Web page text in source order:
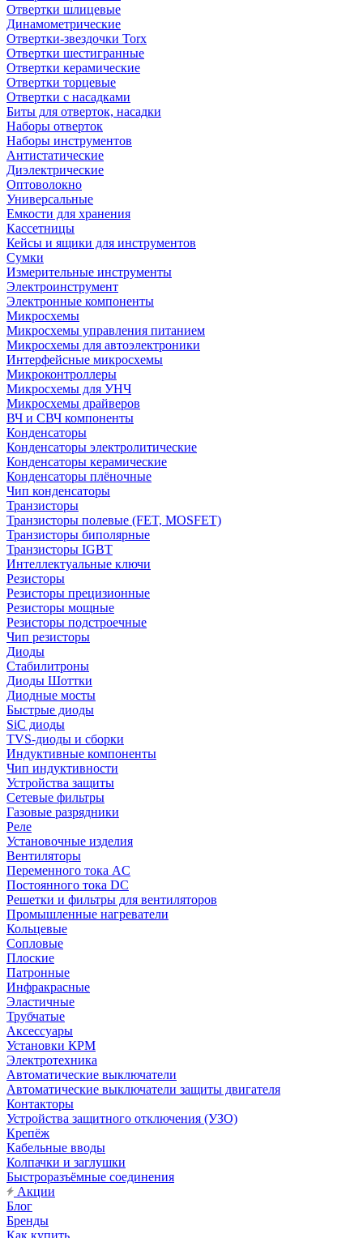
Отвертки шлицевые
Динамометрические
Отвертки-звездочки Torx
Отвертки шестигранные
Отвертки керамические
Отвертки торцевые
Отвертки с насадками
Биты для отверток, насадки
Наборы отверток
Наборы инструментов
Антистатические
Диэлектрические
Оптоволокно
Универсальные
Емкости для хранения
Кассетницы
Кейсы и ящики для инструментов
Сумки
Измерительные инструменты
Электроинструмент
Электронные компоненты
Микросхемы
Микросхемы управления питанием
Микросхемы для автоэлектроники
Интерфейсные микросхемы
Микроконтроллеры
Микросхемы для УНЧ
Микросхемы драйверов
ВЧ и СВЧ компоненты
Конденсаторы
Конденсаторы электролитические
Конденсаторы керамические
Конденсаторы плёночные
Чип конденсаторы
Транзисторы
Транзисторы полевые (FET, MOSFET)
Транзисторы биполярные
Транзисторы IGBT
Интеллектуальные ключи
Резисторы
Резисторы прецизионные
Резисторы мощные
Резисторы подстроечные
Чип резисторы
Диоды
Стабилитроны
Диоды Шоттки
Диодные мосты
Быстрые диоды
SiC диоды
TVS-диоды и сборки
Индуктивные компоненты
Чип индуктивности
Устройства защиты
Сетевые фильтры
Газовые разрядники
Реле
Установочные изделия
Вентиляторы
Переменного тока AC
Постоянного тока DC
Решетки и фильтры для вентиляторов
Промышленные нагреватели
Кольцевые
Сопловые
Плоские
Патронные
Инфракрасные
Эластичные
Трубчатые
Аксессуары
Установки КРМ
Электротехника
Автоматические выключатели
Автоматические выключатели защиты двигателя
Контакторы
Устройства защитного отключения (УЗО)
Крепёж
Кабельные вводы
Колпачки и заглушки
Быстроразъёмные соединения
Акции
Блог
Бренды
Как купить